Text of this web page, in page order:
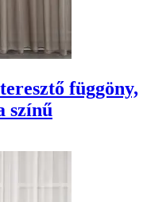
függöny,
színű